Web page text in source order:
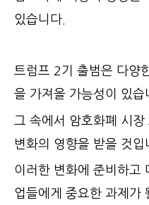
있습니다.
트럼프 2기 출범은 다양
을 가져올 가능성이 있습
그 속에서 암호화폐 시장
변화의 영향을 받을 것입
이러한 변화에 준비하고
업들에게 중요한 과제가